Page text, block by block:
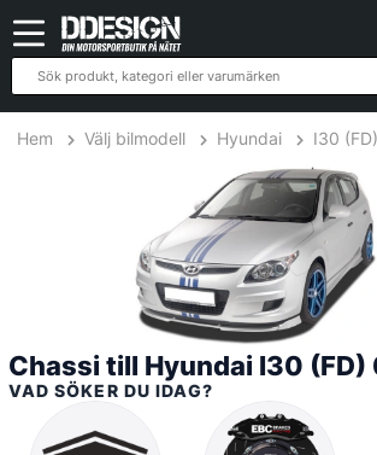
Hem Välj bilmodell Hyundai I30
Chassi till Hyundai I30 (FD)
VAD SÖKER DU IDAG?